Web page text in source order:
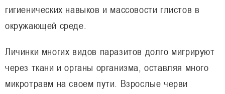
гигиенических навыков и массовости глистов в
окружающей среде.
Личинки многих видов паразитов долго мигрируют
через ткани и органы организма, оставляя много
микротравм на своем пути. Взрослые черви